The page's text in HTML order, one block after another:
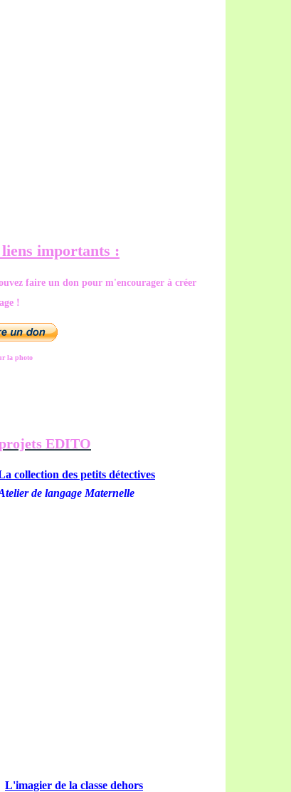
importants :
faire un don pour m'encourager à créer
!
la photo
EDITO
collection des petits détectives
de langage Maternelle
L'imagier de la classe dehors